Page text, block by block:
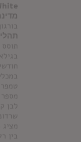
תוסס
לבן
מציג
בין